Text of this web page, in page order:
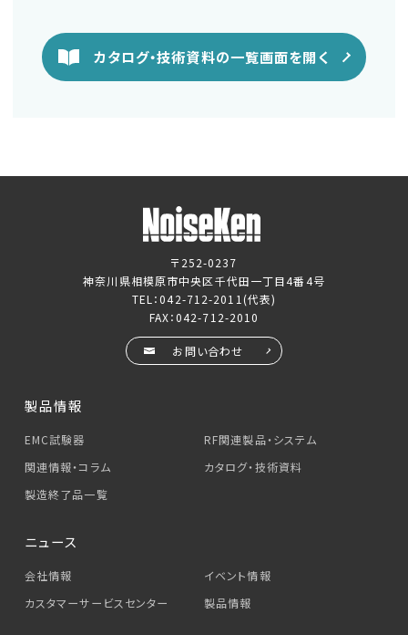
カタログ・技術資料の一覧画面を開く
〒252-0237
神奈川県相模原市中央区千代田一丁目4番4号
TEL：042-712-2011 (代表)
FAX：042-712-2010
お問い合わせ
製品情報
EMC試験器
RF関連製品・システム
関連情報・コラム
カタログ・技術資料
製造終了品一覧
ニュース
会社情報
イベント情報
カスタマーサービス センター 製品情報